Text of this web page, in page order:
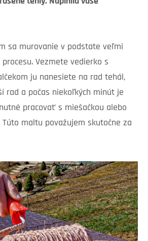
sa murovanie v podstate veľmi
Vezmete vedierko s
ju nanesiete na rad tehál,
rad a počas niekoľkých minút je
pracovať s miešačkou alebo
maltu považujem skutočne za